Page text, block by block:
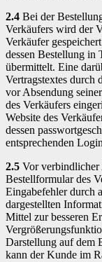
2.4 Bei der
Verkäufers wird der
Verkäufer
dessen Bestellung
übermittelt. Eine
Vertragstextes durch
vor Absendung
des Verkäufers
Website des
dessen
entsprechenden
2.5 Vor verbindlicher
Bestellformular des
Eingabefehler durch
dargestellten
Mittel zur besseren
Darstellung auf dem
kann der Kunde im